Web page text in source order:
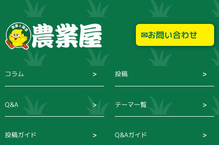
お問い合わせ
コラム 投稿
Q&A テーマ一覧
投稿ガイド Q&Aガイド